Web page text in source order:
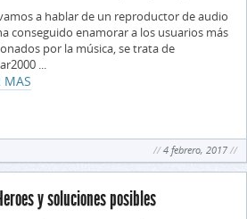
a hablar de un reproductor de audio
conseguido enamorar a los usuarios más
por la música, se trata de
...
MAS
4 febrero, 2017
y soluciones posibles